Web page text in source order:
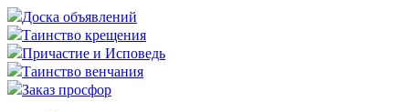
Доска объявлений
Таинство крещения
Причастие и Исповедь
Таинство венчания
Заказ просфор